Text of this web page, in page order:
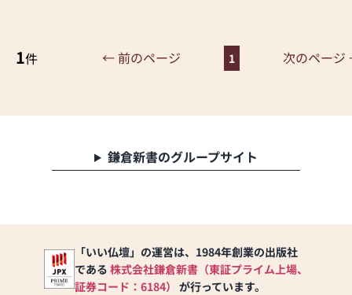
②各店舗では約１５０本の仏
木仏壇、そして現在人気があ
る家具調仏壇・モダン仏壇な
品揃えの商品の中からお好み
す。
③仏具についても各宗派別に
1件 ← 前のページ 1 次のペー
鎌倉新書のグループサイト
「いい仏壇」の運営は、1984年創業の出版社
である 株式会社鎌倉新書（東証プライム上場、
証券コード：6184） が行っています。